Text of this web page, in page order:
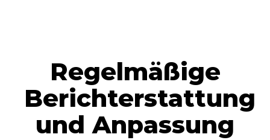
Regelmäßige
Berichterstattung
und Anpassung